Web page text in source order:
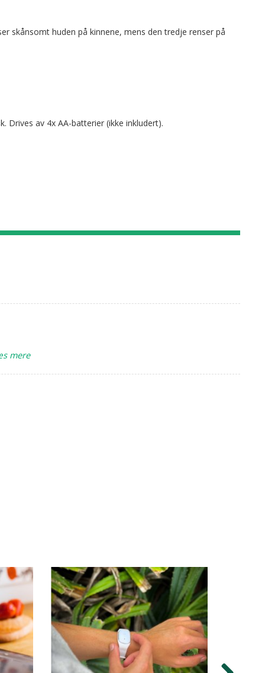
skånsomt huden på kinnene, mens den tredje renser på
Drives av 4x AA-batterier (ikke inkludert).
mere